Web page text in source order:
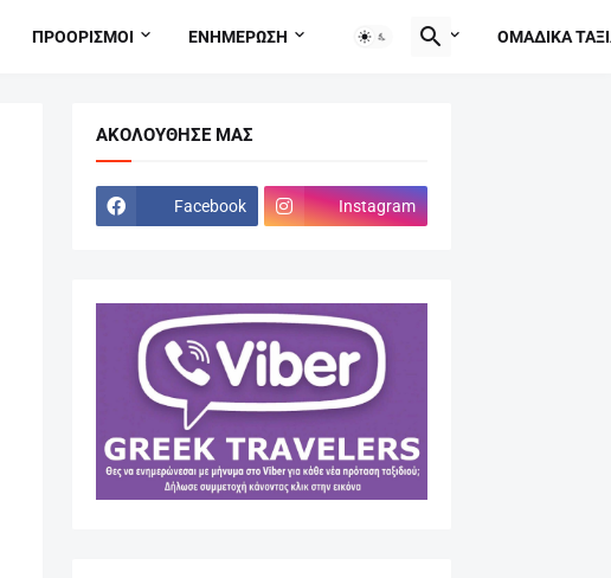
ΠΡΟΟΡΙΣΜΟΙ ΕΝΗΜΕΡΩΣΗ TRAVEL TIPS ΟΜΑΔΙΚΑ
ΑΚΟΛΟΎΘΗΣΕ ΜΑΣ
Facebook Instagram